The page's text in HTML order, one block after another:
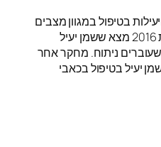
בטיפול במגוון מצבים
רפואיים. מחקר שנערך בשנת 2016 מצא ששמן יעיל
ניתוח. מחקר אחר
מצא שהשמן יעיל בטיפול בכאבי